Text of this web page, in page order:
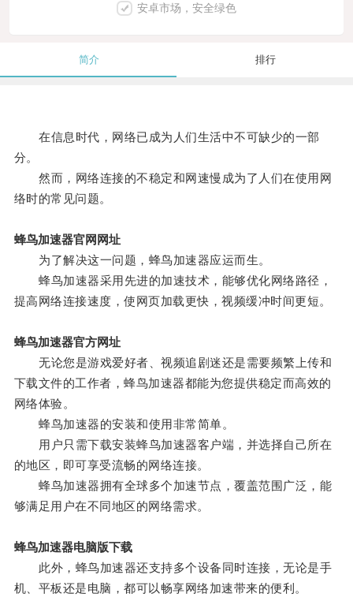
安卓市场，安全绿色
简介 排行
在信息时代，网络已成为人们生活中不可缺少的一部
分。
然而，网络连接的不稳定和网速慢成为了人们在使用网
络时的常见问题。
蜂鸟加速器官网网址
为了解决这一问题，蜂鸟加速器应运而生。
蜂鸟加速器采用先进的加速技术，能够优化网络路径，
提高网络连接速度，使网页加载更快，视频缓冲时间更短。
蜂鸟加速器官方网址
无论您是游戏爱好者、视频追剧迷还是需要频繁上传和
下载文件的工作者，蜂鸟加速器都能为您提供稳定而高效的
网络体验。
蜂鸟加速器的安装和使用非常简单。
用户只需下载安装蜂鸟加速器客户端，并选择自己所在
的地区，即可享受流畅的网络连接。
蜂鸟加速器拥有全球多个加速节点，覆盖范围广泛，能
够满足用户在不同地区的网络需求。
蜂鸟加速器电脑版下载
此外，蜂鸟加速器还支持多个设备同时连接，无论是手
机、平板还是电脑，都可以畅享网络加速带来的便利。